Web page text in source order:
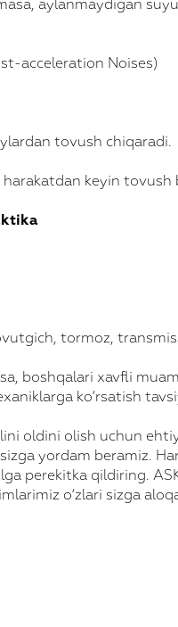
aylanmaydigan
acceleration Noises)
tovush chiqaradi.
harakatdan keyin tovush
tormoz,
boshqalari xavfli
ko‘rsatish
oldini olish uchun
yordam beramiz.
perekitka qildiring.
o‘zlari sizga